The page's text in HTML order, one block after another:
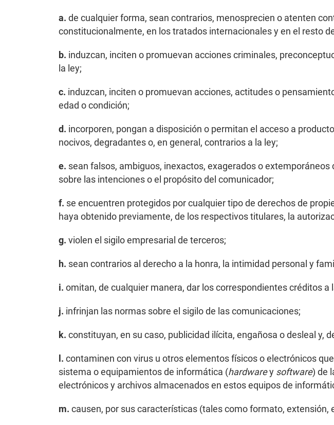
a. de cualquier forma, sean contrarios, menosprecien o atenten
constitucionalmente, en los tratados internacionales y en el resto
b. induzcan, inciten o promuevan acciones criminales,
la ley;
c. induzcan, inciten o promuevan acciones, actitudes o
edad o condición;
d. incorporen, pongan a disposición o permitan el acceso a
nocivos, degradantes o, en general, contrarios a la ley;
e. sean falsos, ambiguos, inexactos, exagerados o
sobre las intenciones o el propósito del comunicador;
f. se encuentren protegidos por cualquier tipo de derechos de
haya obtenido previamente, de los respectivos titulares, la
g. violen el sigilo empresarial de terceros;
h. sean contrarios al derecho a la honra, la intimidad personal y
i. omitan, de cualquier manera, dar los correspondientes créditos a
j. infrinjan las normas sobre el sigilo de las comunicaciones;
k. constituyan, en su caso, publicidad ilícita, engañosa o desleal y,
l. contaminen con virus u otros elementos físicos o electrónicos
sistema o equipamientos de informática (hardwarey software) de
electrónicos y archivos almacenados en estos equipos de
m. causen, por sus características (tales como formato,